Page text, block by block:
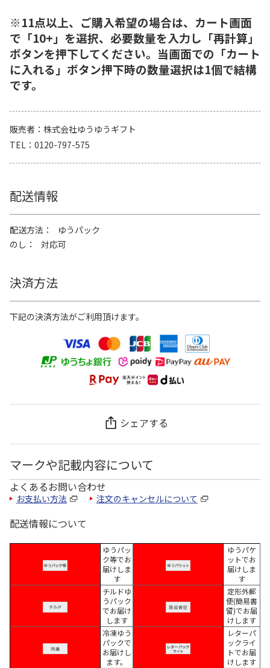
※11点以上、ご購入希望の場合は、カート画面
で「10+」を選択、必要数量を入力し「再計算」
ボタンを押下してください。当画面での「カート
に入れる」ボタン押下時の数量選択は1個で結構
です。
販売者
株式会社ゆうゆうギフト
TEL
0120-797-575
配送情報
配送方法
ゆうパック
のし
対応可
決済方法
下記の決済方法がご利用頂けます。
シェアする
マークや記載内容について
よくあるお問い合わせ
お支払い方法 注文のキャンセルについて
配送情報について
ゆうパッ
ク等でお
届けしま
す
ゆうパケ
ットでお
届けしま
す
チルドゆ
うパック
でお届け
します
定形外郵
便(簡易書
留)でお届
けします
冷凍ゆう
パックで
お届けし
ます。
レターパ
ックライ
トでお届
けします